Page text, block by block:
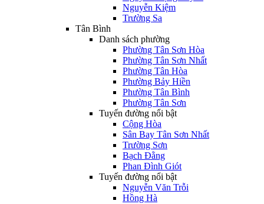
Nguyễn Kiệm
Trường Sa
Tân Bình
Danh sách phường
Phường Tân Sơn Hòa
Phường Tân Sơn Nhất
Phường Tân Hòa
Phường Bảy Hiền
Phường Tân Bình
Phường Tân Sơn
Tuyến đường nổi bật
Cộng Hòa
Sân Bay Tân Sơn Nhất
Trường Sơn
Bạch Đằng
Phan Đình Giót
Tuyến đường nổi bật
Nguyễn Văn Trỗi
Hồng Hà